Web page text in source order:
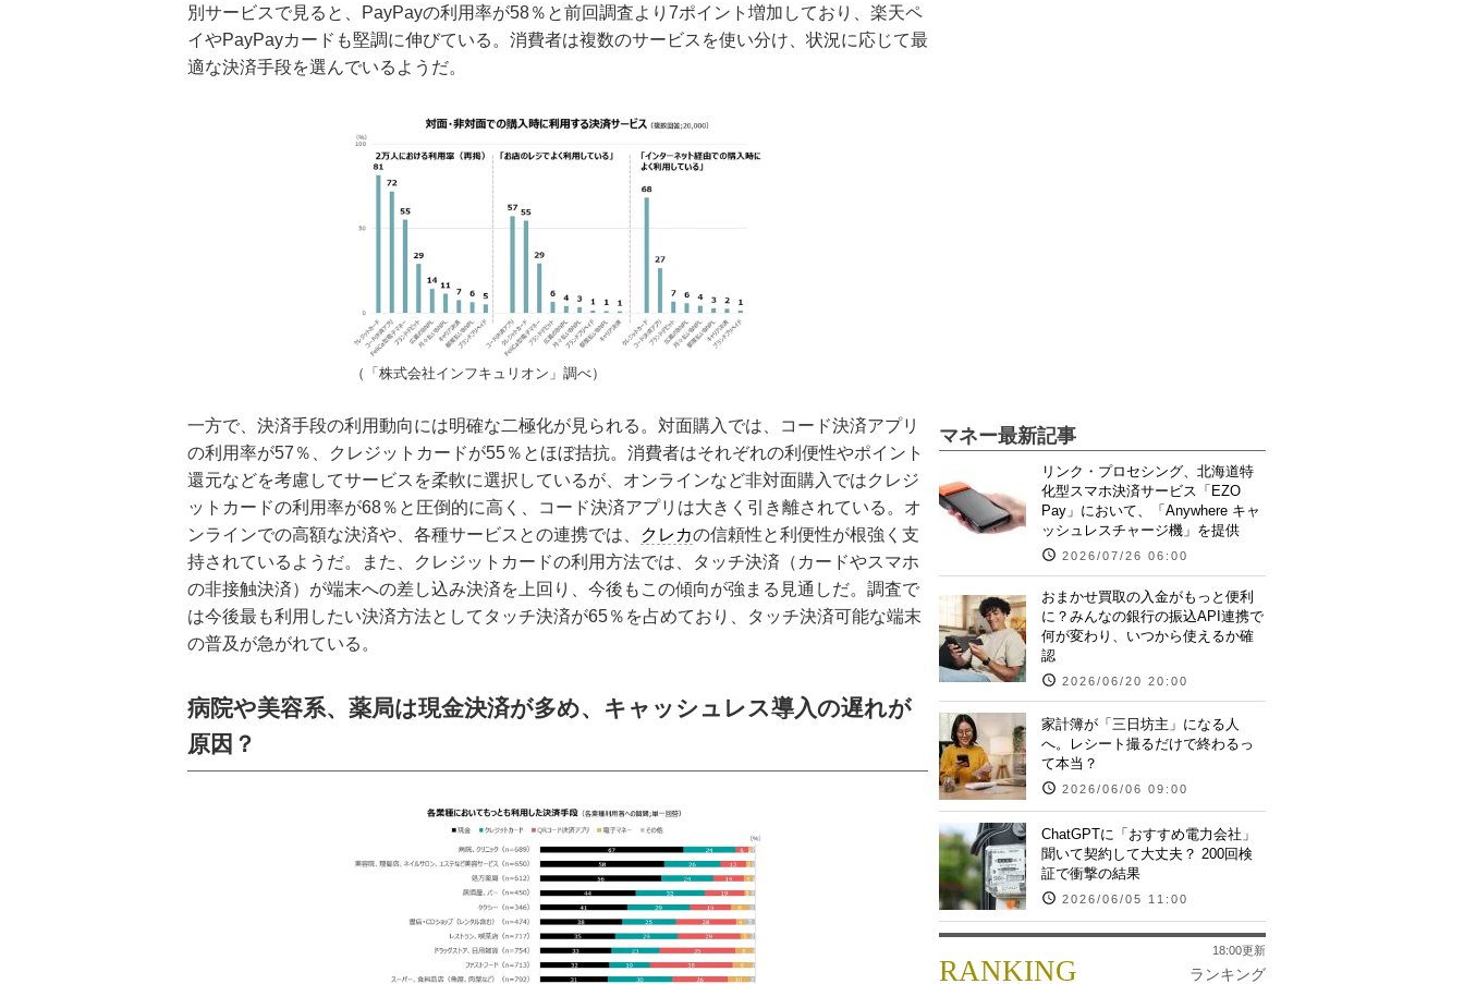
別サービスで見ると、PayPayの利用率が58％と前回調査より7ポイント増加しており、楽天ペ
イやPayPayカードも堅調に伸びている。消費者は複数のサービスを使い分け、状況に応じて最
適な決済手段を選んでいるようだ。
（「株式会社インフキュリオン」調べ）
一方で、決済手段の利用動向には明確な二極化が見られる。対面購入では、コード決済アプリ
の利用率が57％、クレジットカードが55％とほぼ拮抗。消費者はそれぞれの利便性やポイント
還元などを考慮してサービスを柔軟に選択しているが、オンラインなど非対面購入ではクレジ
ットカードの利用率が68％と圧倒的に高く、コード決済アプリは大きく引き離されている。オ
ンラインでの高額な決済や、各種サービスとの連携では、
クレカの信頼性と利便性が根強く支
持されているようだ。また、クレジットカードの利用方法では、タッチ決済（カードやスマホ
の非接触決済）が端末への差し込み決済を上回り、今後もこの傾向が強まる見通しだ。調査で
は今後最も利用したい決済方法としてタッチ決済が65％を占めており、タッチ決済可能な端末
の普及が急がれている。
病院や美容系、薬局は現金決済が多め、キャッシュレス導入の遅れが
原因？
マネー最新記事
リンク・プロセシング、北海道特
化型スマホ決済サービス「EZO
Pay」において、「Anywhere キャ
ッシュレスチャージ機」を提供
2026/07/26 06:00
おまかせ買取の入金がもっと便利
に？みんなの銀行の振込API連携で
何が変わり、いつから使えるか確
認
2026/06/20 20:00
家計簿が「三日坊主」になる人
へ。レシート撮るだけで終わるっ
て本当？
2026/06/06 09:00
ChatGPTに「おすすめ電力会社」
聞いて契約して大丈夫？ 200回検
証で衝撃の結果
2026/06/05 11:00
RANKING ランキング
18:00更新